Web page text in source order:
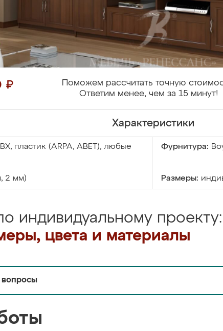
₽
Поможем рассчитать точную
Ответим менее, чем за 15 минут!
Характеристики
пластик (ARPA, ABET), любые
Фурнитура:
2 мм) Размеры:
индивидуальному проекту:
цвета и материалы
вопросы